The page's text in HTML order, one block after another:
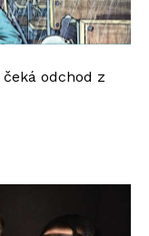
odchod z